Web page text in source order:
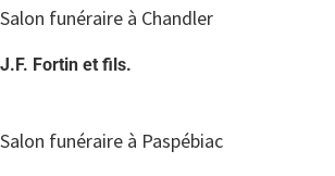
Salon funéraire à Chandler
J.F. Fortin et fils.
Salon funéraire à Paspébiac